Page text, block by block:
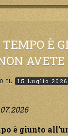
TEMPO È
IL 15 Luglio 2026
è giunto